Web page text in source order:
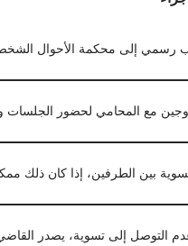
رسمي إلى محكمة الأحوال
مع المحامي لحضور الجلسات
بين الطرفين، إذا كان ذلك
التوصل إلى تسوية، يصدر القاضي